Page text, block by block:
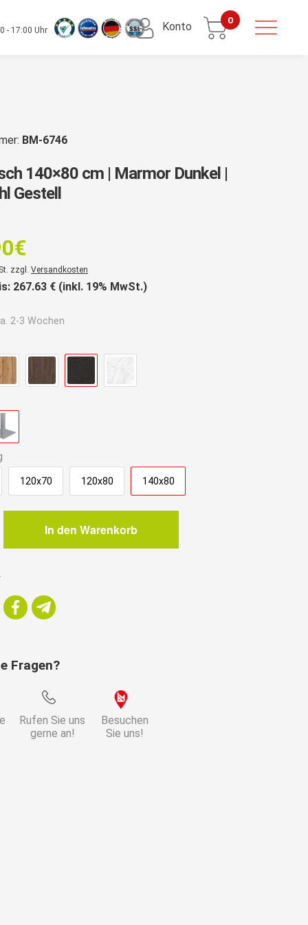
- 17:00 Uhr Konto 0
BM-6746
140×80 cm | Marmor Dunkel |
Gestell
€
zzgl. Versandkosten
267.63 € (inkl. 19% MwSt.)
2-3 Wochen
120x70 120x80 140x80
In den Warenkorb
Fragen?
Rufen Sie uns
gerne an!
Besuchen
Sie uns!